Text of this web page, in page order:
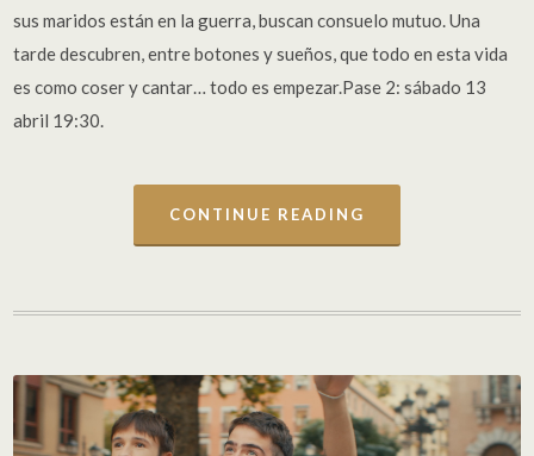
sus maridos están en la guerra, buscan consuelo mutuo. Una
tarde descubren, entre botones y sueños, que todo en esta vida
es como coser y cantar… todo es empezar.Pase 2: sábado 13
abril 19:30.
CONTINUE READING